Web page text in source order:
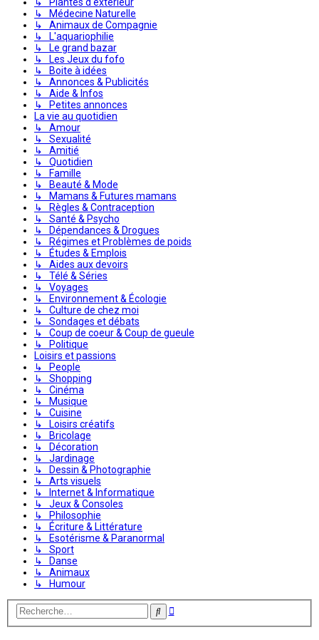
↳ Médecine Naturelle
↳ Animaux de Compagnie
↳ L'aquariophilie
↳ Le grand bazar
↳ Les Jeux du fofo
↳ Boite à idées
↳ Annonces & Publicités
↳ Aide & Infos
↳ Petites annonces
La vie au quotidien
↳ Amour
↳ Sexualité
↳ Amitié
↳ Quotidien
↳ Famille
↳ Beauté & Mode
↳ Mamans & Futures mamans
↳ Règles & Contraception
↳ Santé & Psycho
↳ Dépendances & Drogues
↳ Régimes et Problèmes de poids
↳ Études & Emplois
↳ Aides aux devoirs
↳ Télé & Séries
↳ Voyages
↳ Environnement & Écologie
↳ Culture de chez moi
↳ Sondages et débats
↳ Coup de coeur & Coup de gueule
↳ Politique
Loisirs et passions
↳ People
↳ Shopping
↳ Cinéma
↳ Musique
↳ Cuisine
↳ Loisirs créatifs
↳ Bricolage
↳ Décoration
↳ Jardinage
↳ Dessin & Photographie
↳ Arts visuels
↳ Internet & Informatique
↳ Jeux & Consoles
↳ Philosophie
↳ Écriture & Littérature
↳ Esotérisme & Paranormal
↳ Sport
↳ Danse
↳ Animaux
↳ Humour
Rechercher
Recherche